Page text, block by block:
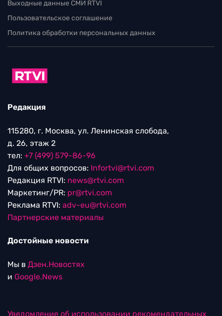
Выходные данные СМИ RTVI
Пользовательское соглашение
Политика обработки персональных данных
Редакция
115280, г. Москва, ул. Ленинская слобода,
д. 26, этаж 2
тел: +7 (499) 579-86-96
Для общих вопросов: Infortvi@rtvi.com
Редакция RTVI: news@rtvi.com
Маркетинг/PR: pr@rtvi.com
Реклама RTVI: adv-eu@rtvi.com
Партнерские материалы
Достойные новости
Мы в Дзен.Новостях
и Google.News
Уведомление об использовании рекомендательных